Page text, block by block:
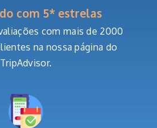
com 5* estrelas
com mais de 2000
na nossa página do
TripAdvisor.